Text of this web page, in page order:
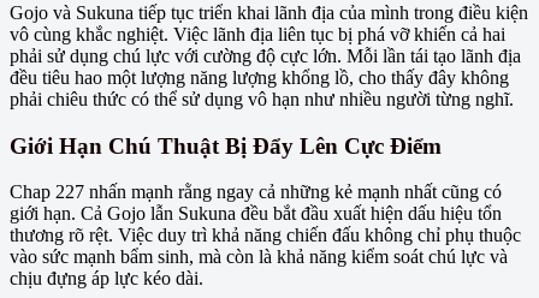
Gojo và Sukuna tiếp tục triển khai lãnh địa của mình trong điều kiện
vô cùng khắc nghiệt. Việc lãnh địa liên tục bị phá vỡ khiến cả hai
phải sử dụng chú lực với cường độ cực lớn. Mỗi lần tái tạo lãnh địa
đều tiêu hao một lượng năng lượng khổng lồ, cho thấy đây không
phải chiêu thức có thể sử dụng vô hạn như nhiều người từng nghĩ.
Giới Hạn Chú Thuật Bị Đẩy Lên Cực Điểm
Chap 227 nhấn mạnh rằng ngay cả những kẻ mạnh nhất cũng có
giới hạn. Cả Gojo lẫn Sukuna đều bắt đầu xuất hiện dấu hiệu tổn
thương rõ rệt. Việc duy trì khả năng chiến đấu không chỉ phụ thuộc
vào sức mạnh bẩm sinh, mà còn là khả năng kiểm soát chú lực và
chịu đựng áp lực kéo dài.